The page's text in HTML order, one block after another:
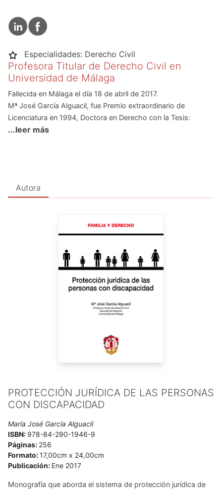
Especialidades: Derecho Civil
Profesora Titular de Derecho Civil en
Universidad de Málaga
Fallecida en Málaga el día 18 de abril de 2017.
Mª José García Alguacil, fue Premio extraordinario de
Licenciatura en 1994, Doctora en Derecho con la Tesis:
«Consolidación y Derechos reales en cosa propia. La
En su labor investigadora ha formado parte de varios
Proyectos de investigación («Derecho inmobiliario y de la
«Principios constitucionales sobre Derechos de la persona en
la legislación civil», etc.). Autora de un libro de referencia junto
al Prof. J.M Ruiz-Rico Ruiz sobre «La representación legal de
menores e incapaces. Contenido y límites de la actividad
representativa», ha publicado otros trabajos de investigación
sobre diversos temas de su especialidad.
personas con discapacidad, publicando algunos artículos
octubre de 2015, que reunió a prestigiosos profesionales de
los distintos ámbitos relacionados con la discapacidad.
...leer más
Autora
PROTECCIÓN JURÍDICA DE LAS PERSONAS
CON DISCAPACIDAD
María José García Alguacil
ISBN: 978-84-290-1946-9
Páginas: 256
Formato:17,00cm x 24,00cm
Publicación: Ene 2017
Monografía que aborda el sistema de protección jurídica de